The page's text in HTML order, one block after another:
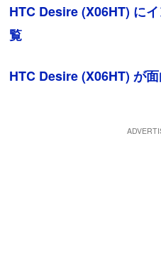
HTC Desire (X06HT) に
覧
HTC Desire (X06HT) が面